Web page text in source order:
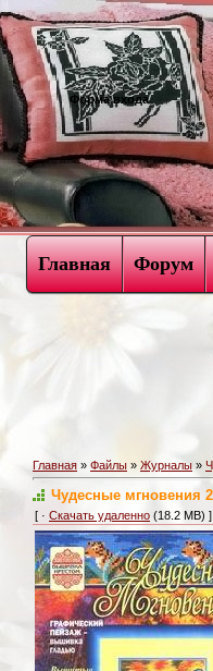
Форма входа
Главная Форум
Главная » Файлы » Журналы »
Чудесные мгновения
[ · Скачать удаленно (18.2 MB)